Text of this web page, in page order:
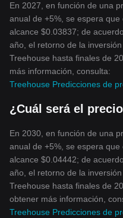
En 2027, en función de una
anual de +5%, se espera
alcance $0.03837; de
año, el retorno de la
Treehouse hasta finales de
más información, consulta:
Treehouse Predicciones de
¿Cuál será el
En 2030, en función de una
anual de +5%, se espera
alcance $0.04442; de
año, el retorno de la
Treehouse hasta finales de
obtener más información,
Treehouse Predicciones de